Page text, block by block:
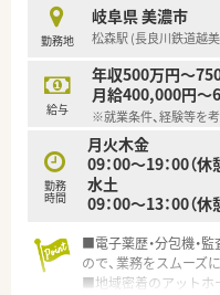
を実施しております。
＼＼店舗詳細／／
■ご年収600万相談可
ます♪
■綺麗な環境でご勤務
が可能です。
■常時複数名体制の勤
勤務地
岐阜県 美濃市
松森駅 (長良川鉄道越
給与
年収500万円～
月給400,000円～
※就業条件、経験等を考
勤務
時間
月火木金
09：00～19：00（休
水土
09：00～13：00（休
■電子薬歴・分包機・
ので、業務をスムーズ
■地域密着のアットホ